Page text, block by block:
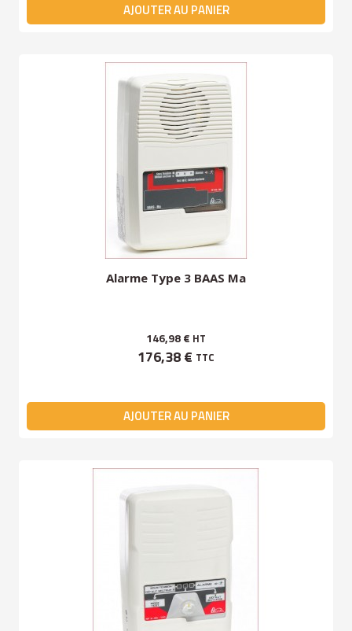
AJOUTER AU PANIER
Alarme Type 3 BAAS Ma
146,98 € HT
176,38 € TTC
AJOUTER AU PANIER